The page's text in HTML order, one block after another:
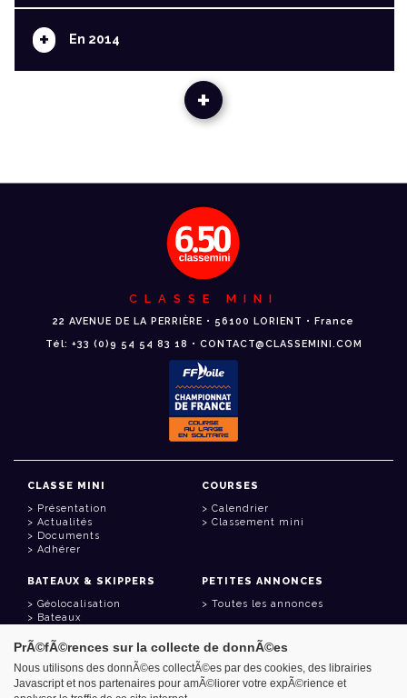
+ En 2014
+
CLASSE MINI
22 AVENUE DE LA PERRIÈRE • 56100 LORIENT • France
Tél: +33 (0)9 54 54 83 18 • CONTACT@CLASSEMINI.COM
CLASSE MINI
Présentation
Actualités
Documents
Adhérer
COURSES
Calendrier
Classement mini
BATEAUX & SKIPPERS
Géolocalisation
Bateaux
PETITES ANNONCES
Toutes les annonces
LIENS UTILES
Espace adhérent
PrÃ©fÃ©rences sur la collecte de donnÃ©es
Nous utilisons des donnÃ©es collectÃ©es par des cookies, des librairies
Javascript et nos partenaires pour amÃ©liorer votre expÃ©rience et